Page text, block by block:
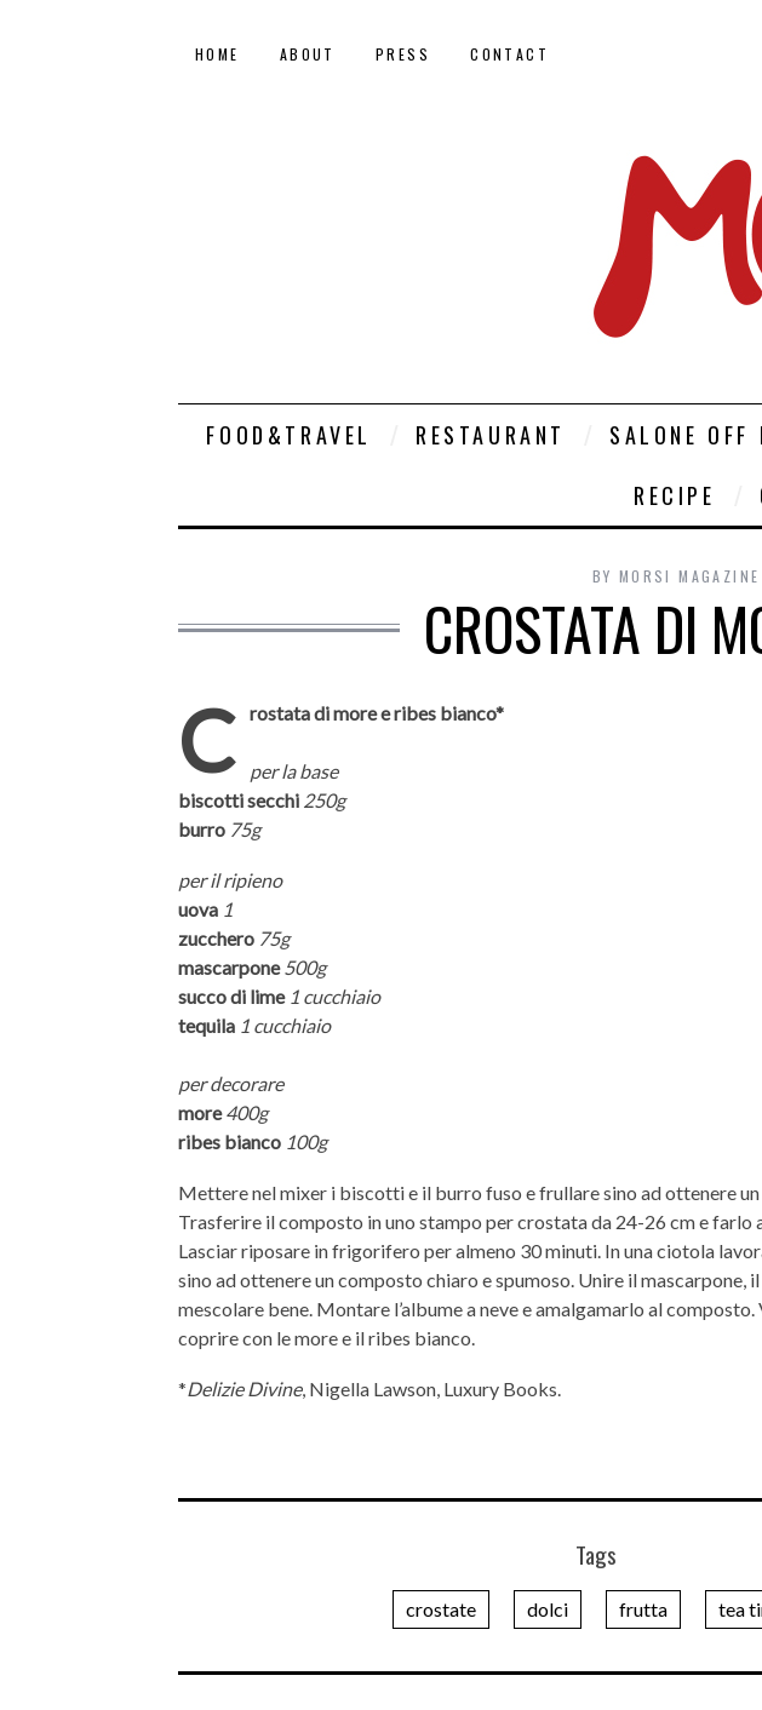
HOME ABOUT PRESS CONTACT
FOOD&TRAVEL RESTAURANT SALONE OFF
RECIPE
BY MORSI MAGAZINE
CROSTATA DI
C rostata di more e ribes bianco*
per la base
biscotti secchi 250g
burro 75g
per il ripieno
uova 1
zucchero 75g
mascarpone 500g
succo di lime 1 cucchiaio
tequila 1 cucchiaio
per decorare
more 400g
ribes bianco 100g
Mettere nel mixer i biscotti e il burro fuso e frullare sino ad ottenere
Trasferire il composto in uno stampo per crostata da 24-26 cm e farlo
Lasciar riposare in frigorifero per almeno 30 minuti. In una ciotola
sino ad ottenere un composto chiaro e spumoso. Unire il mascarpone,
mescolare bene. Montare l’albume a neve e amalgamarlo al composto.
coprire con le more e il ribes bianco.
*Delizie Divine, Nigella Lawson, Luxury Books.
Tags
crostate dolci frutta tea